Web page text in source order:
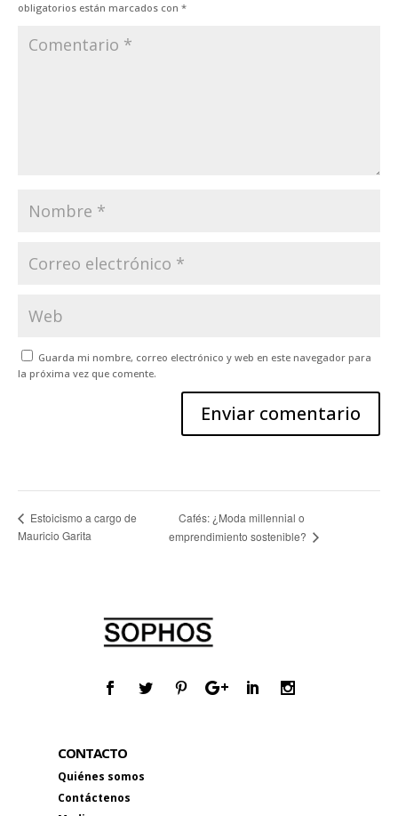
obligatorios están marcados con *
Guarda mi nombre, correo electrónico y web en este navegador para
la próxima vez que comente.
Estoicismo a cargo de
Mauricio Garita
Cafés: ¿Moda millennial o
emprendimiento sostenible?
CONTACTO
Quiénes somos
Contáctenos